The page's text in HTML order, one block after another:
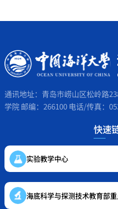
通讯地址：青岛市崂山区松岭路
学院 邮编：266100 电话/传真：
快速
实验教学中心
海底科学与探测技术教育部